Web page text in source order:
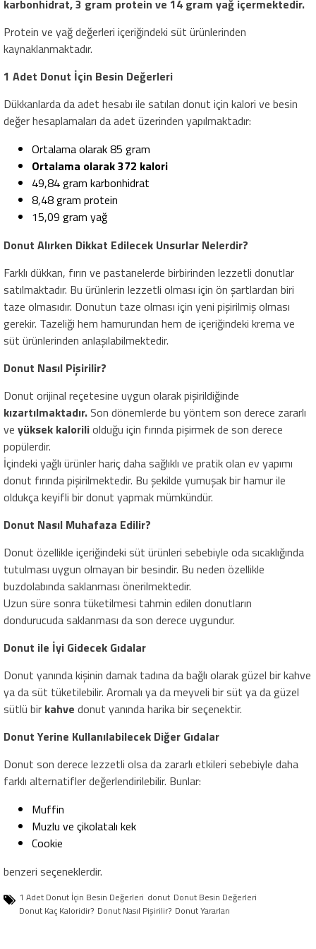
karbonhidrat, 3 gram protein ve 14 gram yağ içermektedir.
Protein ve yağ değerleri içeriğindeki süt ürünlerinden
kaynaklanmaktadır.
1 Adet Donut İçin Besin Değerleri
Dükkanlarda da adet hesabı ile satılan donut için kalori ve besin
değer hesaplamaları da adet üzerinden yapılmaktadır:
Ortalama olarak 85 gram
Ortalama olarak 372 kalori
49,84 gram karbonhidrat
8,48 gram protein
15,09 gram yağ
Donut Alırken Dikkat Edilecek Unsurlar Nelerdir?
Farklı dükkan, fırın ve pastanelerde birbirinden lezzetli donutlar
satılmaktadır. Bu ürünlerin lezzetli olması için ön şartlardan biri
taze olmasıdır. Donutun taze olması için yeni pişirilmiş olması
gerekir. Tazeliği hem hamurundan hem de içeriğindeki krema ve
süt ürünlerinden anlaşılabilmektedir.
Donut Nasıl Pişirilir?
Donut orijinal reçetesine uygun olarak pişirildiğinde
kızartılmaktadır.Son dönemlerde bu yöntem son derece zararlı
ve yüksek kaloriliolduğu için fırında pişirmek de son derece
popülerdir.
İçindeki yağlı ürünler hariç daha sağlıklı ve pratik olan ev yapımı
donut fırında pişirilmektedir. Bu şekilde yumuşak bir hamur ile
oldukça keyifli bir donut yapmak mümkündür.
Donut Nasıl Muhafaza Edilir?
Donut özellikle içeriğindeki süt ürünleri sebebiyle oda sıcaklığında
tutulması uygun olmayan bir besindir. Bu neden özellikle
buzdolabında saklanması önerilmektedir.
Uzun süre sonra tüketilmesi tahmin edilen donutların
dondurucuda saklanması da son derece uygundur.
Donut ile İyi Gidecek Gıdalar
Donut yanında kişinin damak tadına da bağlı olarak güzel bir kahve
ya da süt tüketilebilir. Aromalı ya da meyveli bir süt ya da güzel
sütlü bir kahve donut yanında harika bir seçenektir.
Donut Yerine Kullanılabilecek Diğer Gıdalar
Donut son derece lezzetli olsa da zararlı etkileri sebebiyle daha
farklı alternatifler değerlendirilebilir. Bunlar:
Muffin
Muzlu ve çikolatalı kek
Cookie
benzeri seçeneklerdir.
1 Adet Donut İçin Besin Değerleri donut Donut Besin Değerleri
Donut Kaç Kaloridir? Donut Nasıl Pişirilir? Donut Yararları